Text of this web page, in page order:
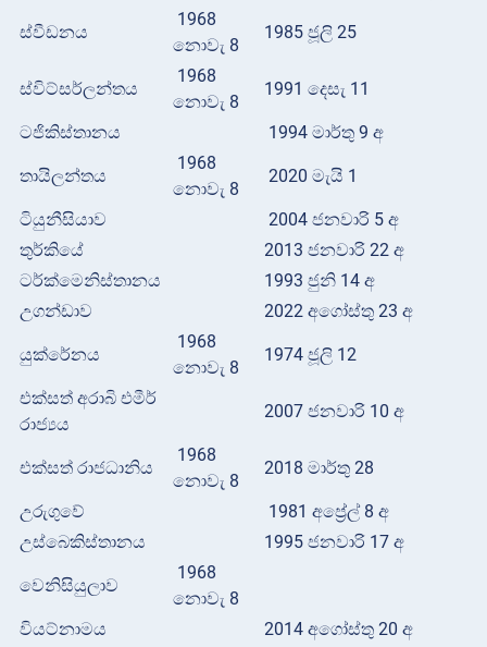
ස්වීඩනය
1968
නොවැ 8
1985 ජූලි 25
ස්විට්සර්ලන්තය
1968
නොවැ 8
1991 දෙසැ 11
ටජිකිස්තානය 1994 මාර්තු 9 අ
තායිලන්තය
1968
නොවැ 8
2020 මැයි 1
ටියුනීසියාව
2004 ජනවාරි 5 අ
තුර්කියේ
2013 ජනවාරි 22 අ
ටර්ක්මෙනිස්තානය
1993 ජුනි 14 අ
උගන්ඩාව
2022 අගෝස්තු 23 අ
යුක්රේනය
1968
නොවැ 8
1974 ජූලි 12
එක්සත් අරාබි එමීර්
රාජ්‍යය
2007 ජනවාරි 10 අ
එක්සත් රාජධානිය
1968
නොවැ 8
2018 මාර්තු 28
උරුගුවේ
1981 අප්‍රේල් 8 අ
උස්බෙකිස්තානය
1995 ජනවාරි 17 අ
වෙනිසියුලාව
1968
නොවැ 8
වියට්නාමය
2014 අගෝස්තු 20 අ